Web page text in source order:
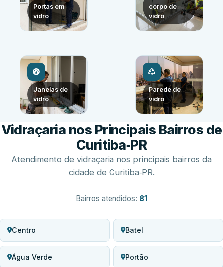
Portas em
vidro
corpo de
vidro
Janelas de
vidro
Parede de
vidro
Vidraçaria nos Principais Bairros de
Curitiba‑PR
Atendimento de vidraçaria nos principais bairros da
cidade de Curitiba‑PR.
Bairros atendidos: 81
Centro Batel
Água Verde Portão